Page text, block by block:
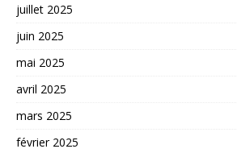
juillet 2025
juin 2025
mai 2025
avril 2025
mars 2025
février 2025